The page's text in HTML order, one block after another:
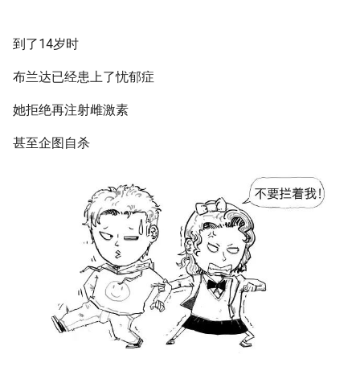
到了14岁时
布兰达已经患上了忧郁症
她拒绝再注射雌激素
甚至企图自杀